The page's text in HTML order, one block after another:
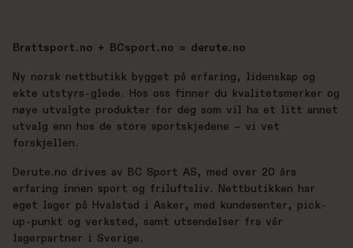
Brattsport.no + BCsport.no = derute.no
Ny norsk nettbutikk bygget på erfaring, lidenskap og
ekte utstyrs-glede. Hos oss finner du kvalitetsmerker og
nøye utvalgte produkter for deg som vil ha et litt annet
utvalg enn hos de store sportskjedene – vi vet
forskjellen.
Derute.no drives av BC Sport AS, med over 20 års
erfaring innen sport og friluftsliv. Nettbutikken har
eget lager på Hvalstad i Asker, med kundesenter, pick-
up-punkt og verksted, samt utsendelser fra vår
lagerpartner i Sverige.